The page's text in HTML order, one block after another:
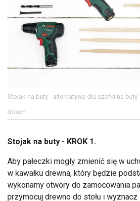
Stojak na buty - alternatywa dla szafki na buty
Bosch
Stojak na buty - KROK 1.
Aby pałeczki mogły zmienić się w
w kawałku drewna, który będzie
wykonamy otwory do zamocowania
przymocuj drewno do stołu i